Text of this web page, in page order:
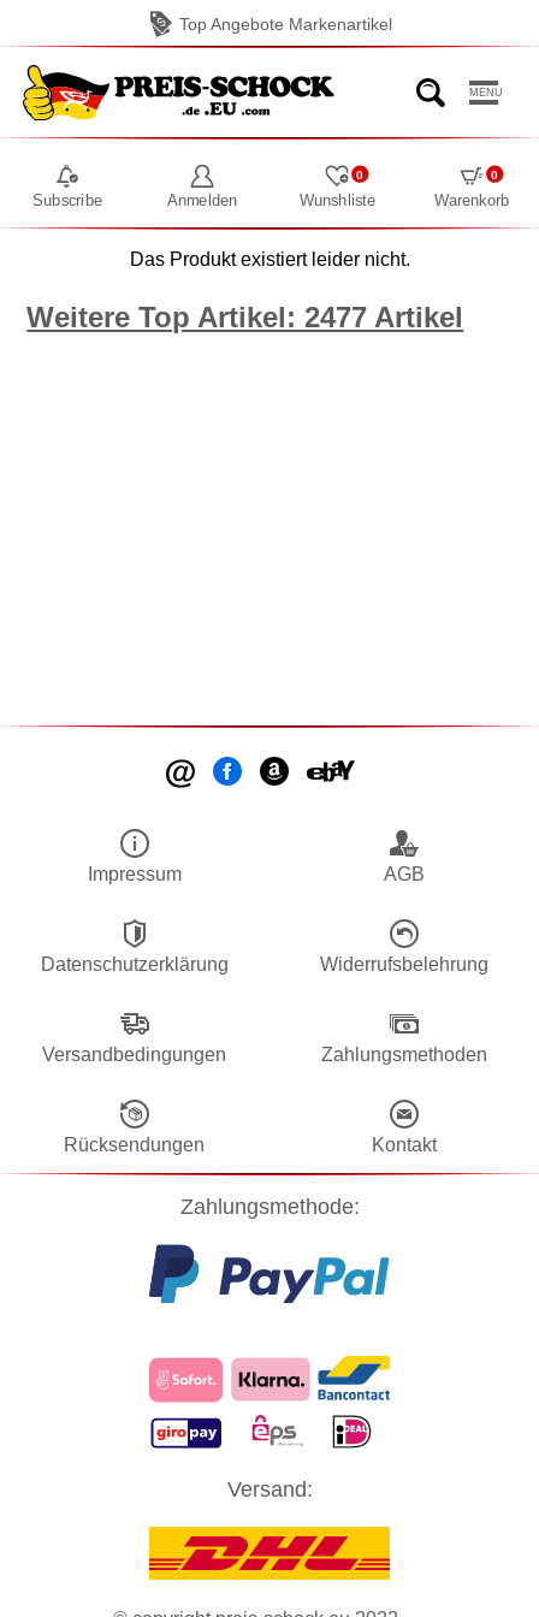
zu Ihren Rechten als Benutzer finden Sie in unserer
Cookies zu akzeptieren und direkt unsere Website besuchen zu
ZUSTIMMUNG
Top Angebote Markenartikel
MENU
Subscribe Anmelden Wunshliste
0
Warenkorb
0
Das Produkt existiert leider nicht.
Weitere Top Artikel: 2477 Artikel
Impressum AGB
Datenschutzerklärung Widerrufsbelehrung
Versandbedingungen Zahlungsmethoden
Rücksendungen Kontakt
Zahlungsmethode:
Versand: